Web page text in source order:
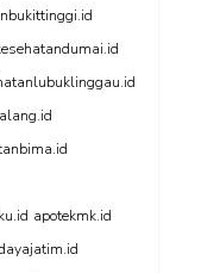
apotekmk.id